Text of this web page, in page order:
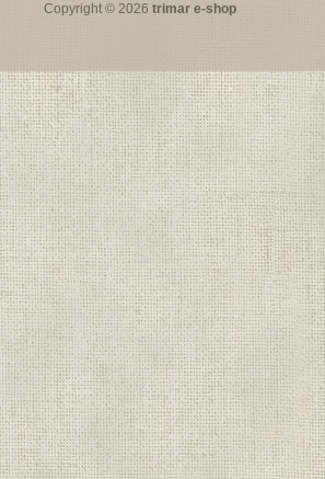
Copyright © 2026 trimar e-shop